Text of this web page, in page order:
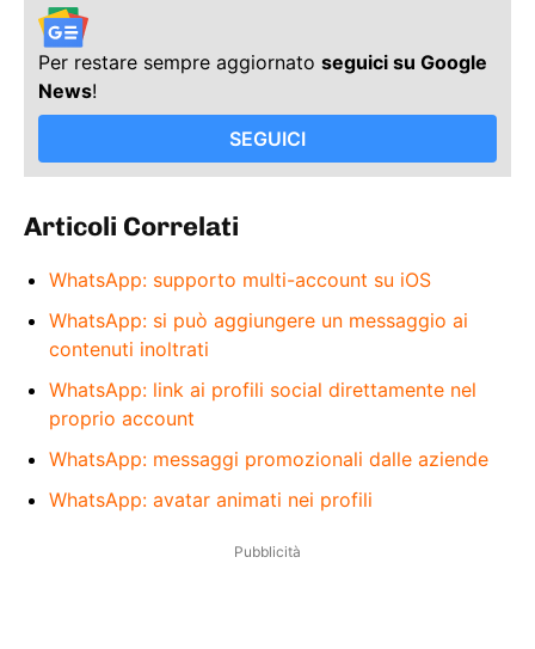
Per restare sempre aggiornato seguici su Google
News!
SEGUICI
Articoli Correlati
WhatsApp: supporto multi-account su iOS
WhatsApp: si può aggiungere un messaggio ai
contenuti inoltrati
WhatsApp: link ai profili social direttamente nel
proprio account
WhatsApp: messaggi promozionali dalle aziende
WhatsApp: avatar animati nei profili
Pubblicità